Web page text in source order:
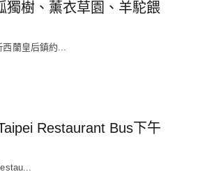
獨樹、薰衣草園、羊駝餵
西蘭皇后鎮約...
Restaurant Bus下午